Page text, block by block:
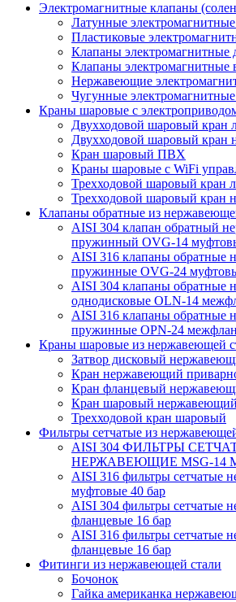
Электромагнитные клапаны
Латунные
Пластиковые
Клапаны электромагнитные
Клапаны электромагнитные
Нержавеющие
Чугунные
Краны шаровые с
Двухходовой шаровый кран
Двухходовой шаровый кран
Кран шаровый ПВХ
Краны шаровые с WiFi
Трехходовой шаровый кран
Трехходовой шаровый кран
Клапаны обратные из
AISI 304 клапан обратный
пружинный OVG-14
AISI 316 клапаны обратные
пружинные OVG-24
AISI 304 клапаны обратные
однодисковые OLN-14
AISI 316 клапаны обратные
пружинные OPN-24
Краны шаровые из нержавеющей
Затвор дисковый
Кран нержавеющий
Кран фланцевый
Кран шаровый
Трехходовой кран шаровый
Фильтры сетчатые из
AISI 304 ФИЛЬТРЫ
НЕРЖАВЕЮЩИЕ MSG-14
AISI 316 фильтры сетчатые
муфтовые 40 бар
AISI 304 фильтры сетчатые
фланцевые 16 бар
AISI 316 фильтры сетчатые
фланцевые 16 бар
Фитинги из нержавеющей стали
Бочонок
Гайка американка